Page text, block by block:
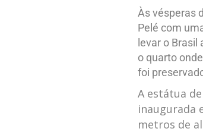
Às vésperas
Pelé com
levar o
o quarto
foi
A estátua
inaugurada
metros de